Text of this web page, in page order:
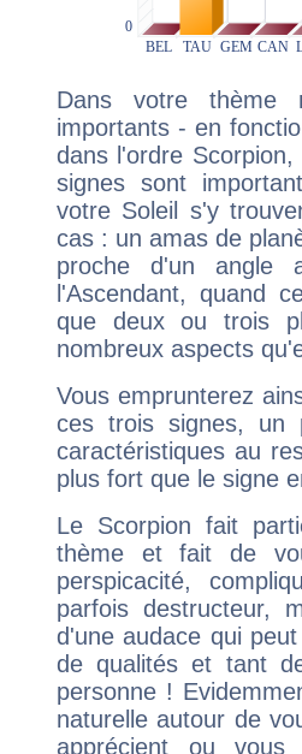
Dans votre thème
importants - en
dans l'ordre
signes sont
votre Soleil s'y
cas : un amas de
proche d'un
l'Ascendant, quand
que deux ou trois
nombreux aspects
Vous emprunterez
ces trois signes, un
caractéristiques au
plus fort que le signe
Le Scorpion fait
thème et fait de
perspicacité,
parfois destructeur,
d'une audace qui
de qualités et tant
personne !
naturelle autour de
apprécient ou